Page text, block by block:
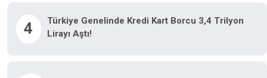
4
Türkiye Genelinde Kredi Kart Borcu 3,4 Trilyon
Lirayı Aştı!